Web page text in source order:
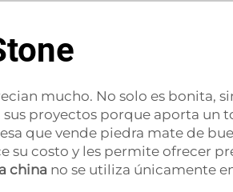
mucho. No solo es bonita,
proyectos porque aporta un
que vende piedra mate de
costo y les permite ofrecer
china no se utiliza únicamente